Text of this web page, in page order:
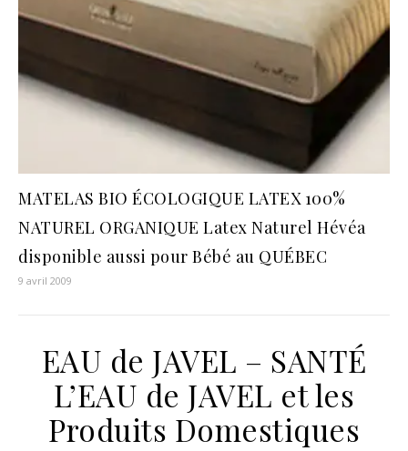
MATELAS BIO ÉCOLOGIQUE LATEX 100%
NATUREL ORGANIQUE Latex Naturel Hévéa
disponible aussi pour Bébé au QUÉBEC
9 avril 2009
EAU de JAVEL – SANTÉ
L’EAU de JAVEL et les
Produits Domestiques